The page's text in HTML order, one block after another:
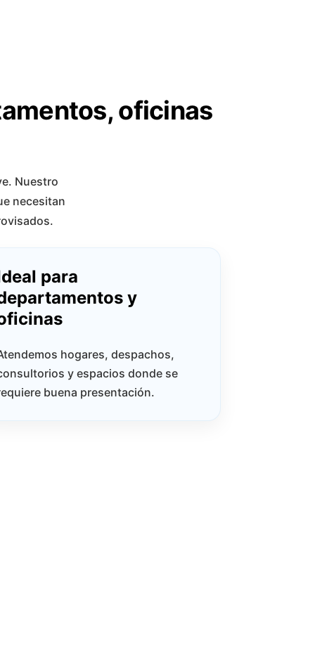
oficinas
Nuestro
necesitan
para
y
hogares, despachos,
y espacios donde se
buena presentación.